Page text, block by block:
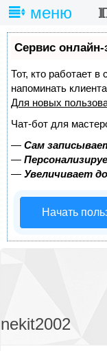
меню
Сервис онлайн-
Тот, кто работает
напоминать
Для новых
Чат-бот для
— Сам
—
— Увеличивает
Начать
nekit2002